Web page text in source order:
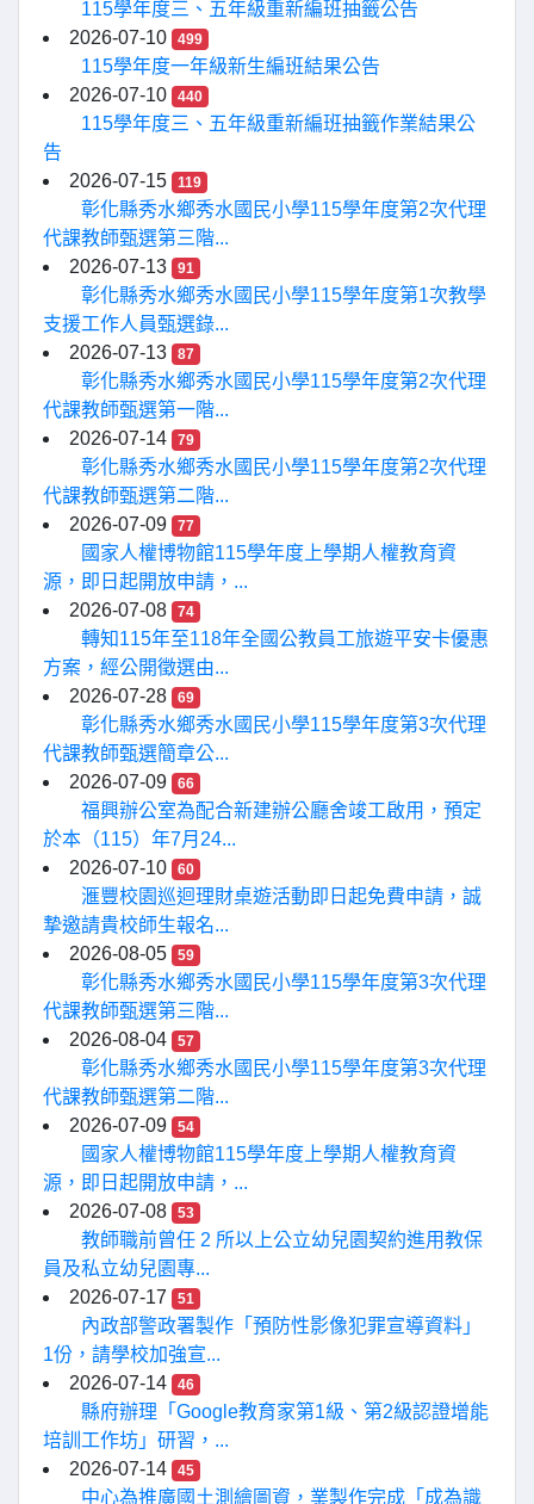
115學年度三、五年級重新編班抽籤公告
2026-07-10
499
115學年度一年級新生編班結果公告
2026-07-10
440
115學年度三、五年級重新編班抽籤作業結果公
告
2026-07-15
119
彰化縣秀水鄉秀水國民小學115學年度第2次代理
代課教師甄選第三階...
2026-07-13
91
彰化縣秀水鄉秀水國民小學115學年度第1次教學
支援工作人員甄選錄...
2026-07-13
87
彰化縣秀水鄉秀水國民小學115學年度第2次代理
代課教師甄選第一階...
2026-07-14
79
彰化縣秀水鄉秀水國民小學115學年度第2次代理
代課教師甄選第二階...
2026-07-09
77
國家人權博物館115學年度上學期人權教育資
源，即日起開放申請，...
2026-07-08
74
轉知115年至118年全國公教員工旅遊平安卡優惠
方案，經公開徵選由...
2026-07-28
69
彰化縣秀水鄉秀水國民小學115學年度第3次代理
代課教師甄選簡章公...
2026-07-09
66
福興辦公室為配合新建辦公廳舍竣工啟用，預定
於本（115）年7月24...
2026-07-10
60
滙豐校園巡迴理財桌遊活動即日起免費申請，誠
摯邀請貴校師生報名...
2026-08-05
59
彰化縣秀水鄉秀水國民小學115學年度第3次代理
代課教師甄選第三階...
2026-08-04
57
彰化縣秀水鄉秀水國民小學115學年度第3次代理
代課教師甄選第二階...
2026-07-09
54
國家人權博物館115學年度上學期人權教育資
源，即日起開放申請，...
2026-07-08
53
教師職前曾任 2 所以上公立幼兒園契約進用教保
員及私立幼兒園專...
2026-07-17
51
內政部警政署製作「預防性影像犯罪宣導資料」
1份，請學校加強宣...
2026-07-14
46
縣府辦理「Google教育家第1級、第2級認證增能
培訓工作坊」研習，...
2026-07-14
45
中心為推廣國土測繪圖資，業製作完成「成為識